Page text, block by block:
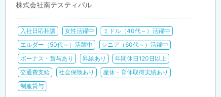
株式会社南テスティパル
入社日応相談 女性活躍中
ミドル（40代～）活躍中
エルダー（50代～）活躍中
シニア（60代～）活躍中
ボーナス・賞与あり
昇給あり
年間休日120日以上
交通費支給
社会保険あり
産休・育休取得実績あり
制服貸与